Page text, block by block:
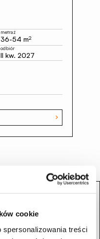
cookie
treści
metraż
36-54 m2
odbiór
II kw. 2027